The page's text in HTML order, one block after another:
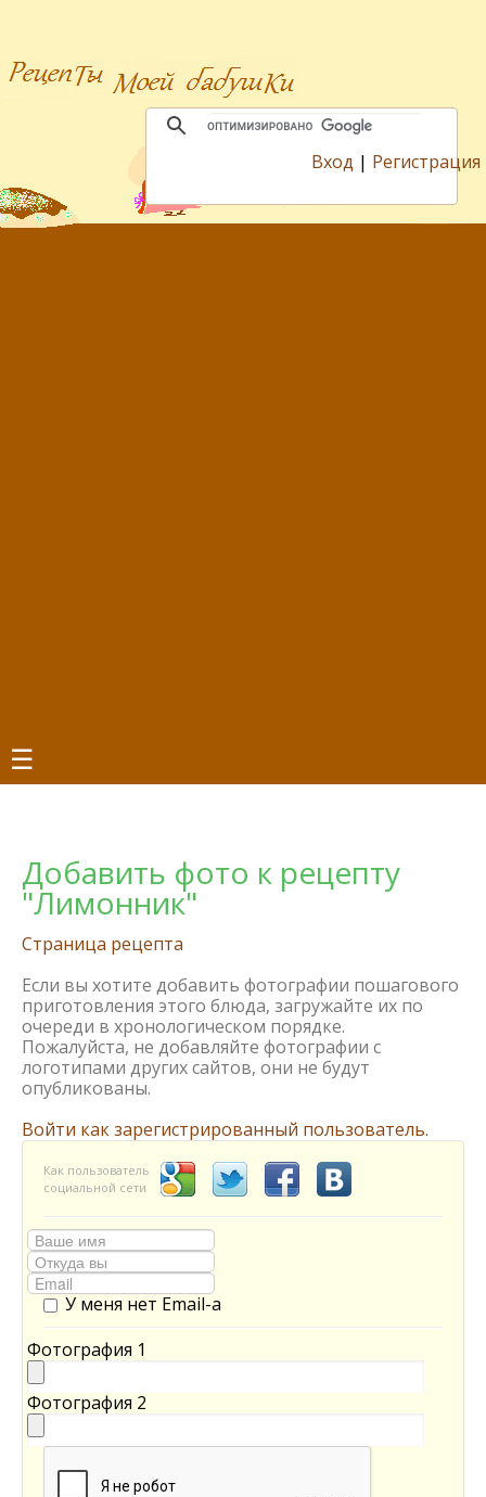
Вход | Регистрация
☰
Добавить фото к рецепту
"Лимонник"
Страница рецепта
Если вы хотите добавить фотографии пошагового
приготовления этого блюда, загружайте их по
очереди в хронологическом порядке.
Пожалуйста, не добавляйте фотографии с
логотипами других сайтов, они не будут
опубликованы.
Войти как зарегистрированный пользователь.
Как пользователь
социальной сети
У меня нет Email-а
Фотография 1
Фотография 2